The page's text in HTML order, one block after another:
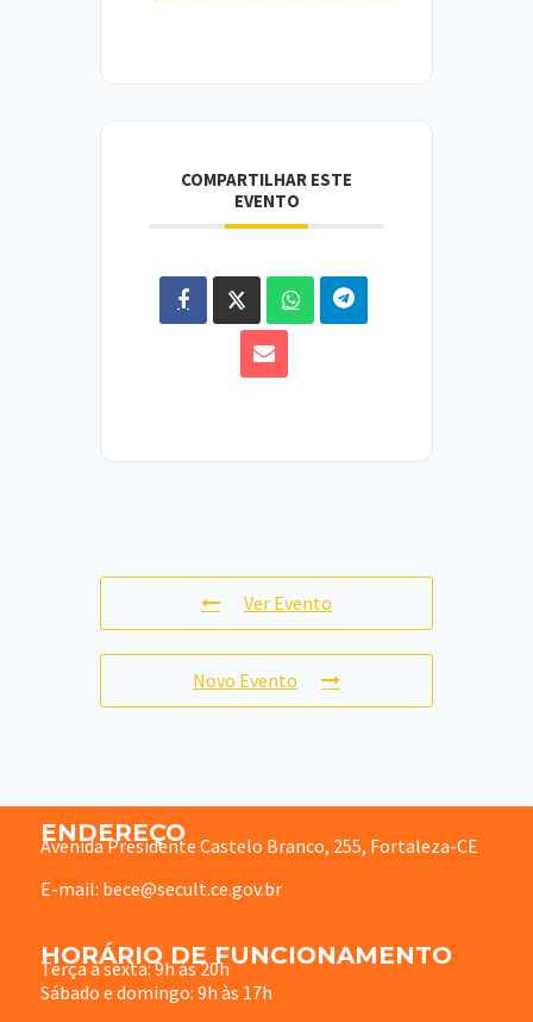
COMPARTILHAR ESTE
EVENTO
Ver Evento
Novo Evento
ENDEREÇO
Avenida Presidente Castelo Branco, 255, Fortaleza-CE
E-mail: bece@secult.ce.gov.br
HORÁRIO DE FUNCIONAMENTO
Terça à sexta: 9h às 20h
Sábado e domingo: 9h às 17h